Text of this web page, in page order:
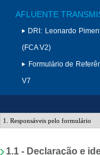
AFLUENTE
DRI: Leonardo
(FCA V2)
Formulário de
V7